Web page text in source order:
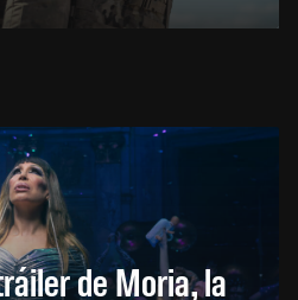
de Moria, la